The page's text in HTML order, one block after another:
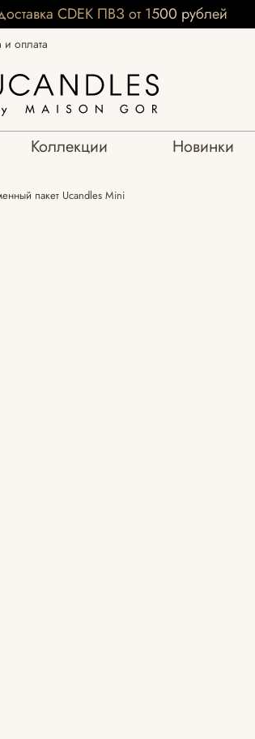
CDEK ПВЗ от 1500 рублей
и оплата
Коллекции Новинки
пакет Ucandles Mini